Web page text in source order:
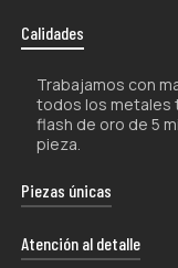
Calidades
Trabajamos con
todos los metales
flash de oro de 5
pieza.
Piezas únicas
La naturaleza
únicos por lo que,
Atención al detalle